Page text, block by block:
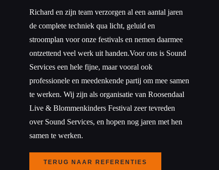
Verkoop
Contact
Richard en zijn team verzorgen al een aantal jaren
de complete techniek qua licht, geluid en
stroomplan voor onze festivals en nemen daarmee
ontzettend veel werk uit handen.Voor ons is Sound
Services een hele fijne, maar vooral ook
professionele en meedenkende partij om mee samen
te werken. Wij zijn als organisatie van Roosendaal
Live & Blommenkinders Festival zeer tevreden
over Sound Services, en hopen nog jaren met hen
samen te werken.
TERUG NAAR REFERENTIES